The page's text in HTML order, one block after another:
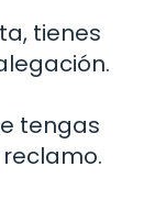
tienes
tengas